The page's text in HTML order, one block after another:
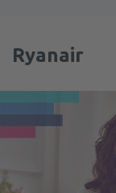
Ryanair